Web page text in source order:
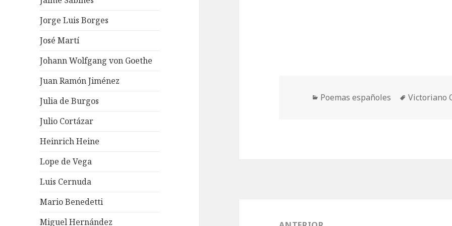
Jorge Luis Borges
José Martí
Johann Wolfgang von Goethe
Juan Ramón Jiménez
Julia de Burgos
Julio Cortázar
Heinrich Heine
Lope de Vega
Luis Cernuda
Mario Benedetti
Miguel Hernández
Categorías
Poemas españoles Etiquetas
Victoriano